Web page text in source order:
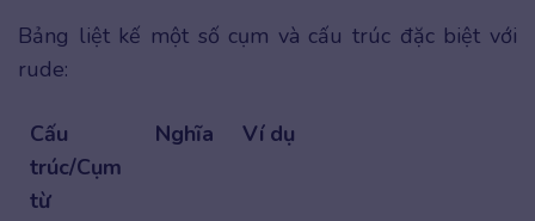
Bảng liệt kế một số cụm và cấu trúc đặc biệt với
rude:
Cấu
trúc/Cụm
từ
Nghĩa Ví dụ